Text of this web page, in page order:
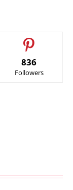
836
Followers